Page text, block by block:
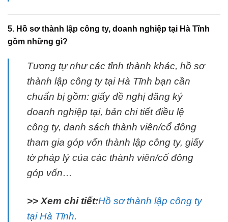
5. Hồ sơ thành lập công ty, doanh nghiệp tại Hà Tĩnh
gồm những gì?
Tương tự như các tỉnh thành khác, hồ sơ
thành lập công ty tại Hà Tĩnh bạn cần
chuẩn bị gồm: giấy đề nghị đăng ký
doanh nghiệp tại, bản chi tiết điều lệ
công ty, danh sách thành viên/cổ đông
tham gia góp vốn thành lập công ty, giấy
tờ pháp lý của các thành viên/cổ đông
góp vốn…
>> Xem chi tiết:Hồ sơ thành lập công ty
tại Hà Tĩnh.